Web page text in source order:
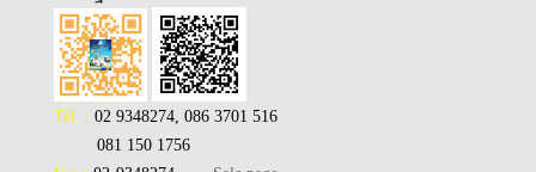
Tel : 02 9348274, 086 3701 516
081 150 1756